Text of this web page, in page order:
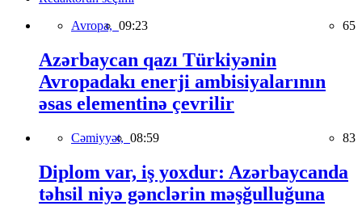
Avropa, 09:23 65
Azərbaycan qazı Türkiyənin
Avropadakı enerji ambisiyalarının
əsas elementinə çevrilir
Cəmiyyət, 08:59 83
Diplom var, iş yoxdur: Azərbaycanda
təhsil niyə gənclərin məşğulluğuna